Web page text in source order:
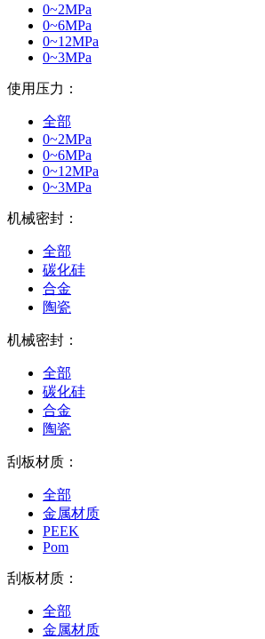
0~2MPa
0~6MPa
0~12MPa
0~3MPa
使用压力：
全部
0~2MPa
0~6MPa
0~12MPa
0~3MPa
机械密封：
全部
碳化硅
合金
陶瓷
机械密封：
全部
碳化硅
合金
陶瓷
刮板材质：
全部
金属材质
PEEK
Pom
刮板材质：
全部
金属材质